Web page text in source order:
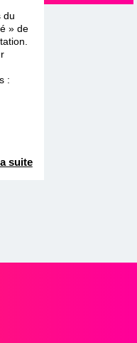
du
» de
:
suite